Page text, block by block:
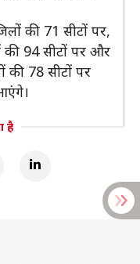
की 71 सीटों पर,
94 सीटों पर और
78 सीटों पर
है